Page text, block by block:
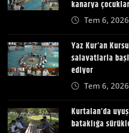
kanarya
Tem 6, 2026
Yaz Kur’an
salavatlarla
ediyor
Tem 6, 2026
Kurtalan’da
bataklığa